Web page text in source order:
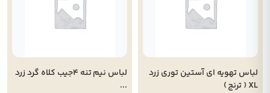
لباس تهویه ای آستین توری زرد
XL ( ترنج )
لباس نیم تنه 4جیب کلاه گرد زرد
...